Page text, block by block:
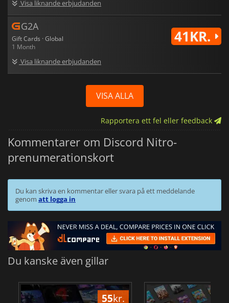
Visa liknande erbjudanden
G2A
Gift Cards · Global
1 Month
Visa liknande erbjudanden
41KR.
VISA ALLA
Rapportera ett fel eller feedback
Kommentarer om Discord Nitro-
prenumerationskort
Du kan skriva en kommentar eller svara på ett meddelande
genom att logga in
Du kanske även gillar
55kr.